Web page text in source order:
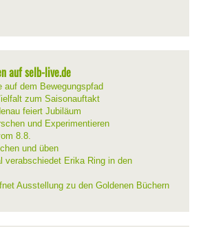
auf selb-live.de
auf dem Bewegungspfad
zum Saisonauftakt
feiert Jubiläum
und Experimentieren
8.8.
und üben
verabschiedet Erika Ring in den
Ausstellung zu den Goldenen Büchern